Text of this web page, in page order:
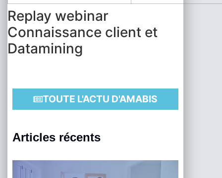
Replay webinar
Connaissance client et
Datamining
TOUTE L'ACTU D'AMABIS
Articles récents